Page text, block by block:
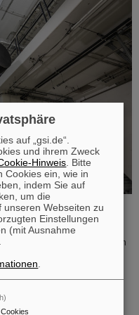
ist
in den Gebäuden der
haben begonnen:
erfolgreich in dem ringförmigen
markiert einen
des hochmodernen
auf 99 Prozent der
auf „gsi.de“.
und ihrem Zweck
Hinweis . Bitte
Cookies ein, wie in
indem Sie auf
um die
Webseiten zu
Einstellungen
(mit Ausnahme